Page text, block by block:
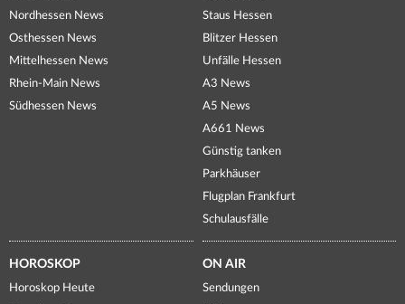
Nordhessen News
Osthessen News
Mittelhessen News
Rhein-Main News
Südhessen News
Staus Hessen
Blitzer Hessen
Unfälle Hessen
A3 News
A5 News
A661 News
Günstig tanken
Parkhäuser
Flugplan Frankfurt
Schulausfälle
HOROSKOP
Horoskop Heute
ON AIR
Sendungen